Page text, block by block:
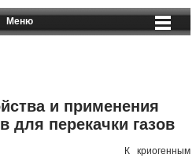
Меню
и применения
для перекачки газов
К криогенным